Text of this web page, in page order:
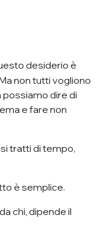
desiderio è
non tutti vogliono
dire di
e fare non
tratti di tempo,
è semplice.
chi, dipende il